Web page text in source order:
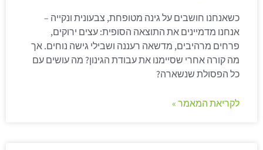
כשאנחנו חושבים על גינה מטופחת, צבעונית ונקייה –
אנחנו מדמיינים את התוצאה הסופית: עצים ירוקים,
פרחים מרהיבים, מדשאה רעננה ושבילי גישה נוחים. אך
מה קורה אחרי שסיימנו את עבודת הגינון? מה עושים עם
כל הפסולת שנשארה?
לקריאת המאמר »